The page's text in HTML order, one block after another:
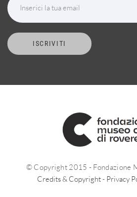
Inserici la tua email
ISCRIVITI
© Copyright 2015 - Fondazione
Credits & Copyright- Privacy